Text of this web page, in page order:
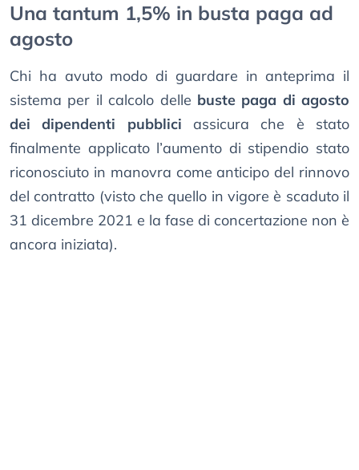
Una tantum 1,5% in busta paga ad
agosto
Chi ha avuto modo di guardare in anteprima il
sistema per il calcolo delle buste paga di agosto
dei dipendenti pubblici assicura che è stato
finalmente applicato l’aumento di stipendio stato
riconosciuto in manovra come anticipo del rinnovo
del contratto (visto che quello in vigore è scaduto il
31 dicembre 2021 e la fase di concertazione non è
ancora iniziata).